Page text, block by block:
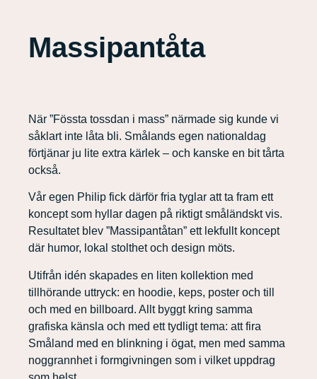
Massipantåta
När ”Fössta tossdan i mass” närmade sig kunde vi
såklart inte låta bli. Smålands egen nationaldag
förtjänar ju lite extra kärlek – och kanske en bit tårta
också.
Vår egen Philip fick därför fria tyglar att ta fram ett
koncept som hyllar dagen på riktigt småländskt vis.
Resultatet blev ”Massipantåtan” ett lekfullt koncept
där humor, lokal stolthet och design möts.
Utifrån idén skapades en liten kollektion med
tillhörande uttryck: en hoodie, keps, poster och till
och med en billboard. Allt byggt kring samma
grafiska känsla och med ett tydligt tema: att fira
Småland med en blinkning i ögat, men med samma
noggrannhet i formgivningen som i vilket uppdrag